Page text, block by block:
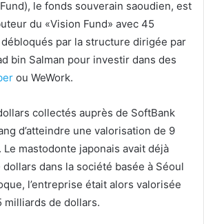
le fonds souverain saoudien, est
du «Vision Fund» avec 45
par la structure dirigée par
bin Salman pour investir dans des
ou WeWork.
collectés auprès de SoftBank
d’atteindre une valorisation de 9
mastodonte japonais avait déjà
dans la société basée à Séoul
l’entreprise était alors valorisée
milliards de dollars.